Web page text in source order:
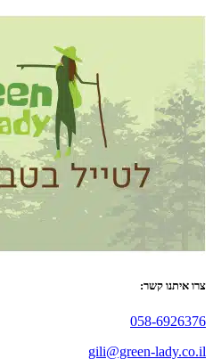
צרו איתנו קשר:
058-6926376
gili@green-lady.co.il